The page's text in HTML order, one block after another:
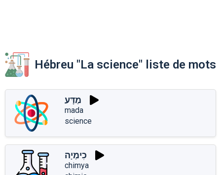
Hébreu "La science" liste de mots
מַדָּע
mada
science
כִימְיָה
chimya